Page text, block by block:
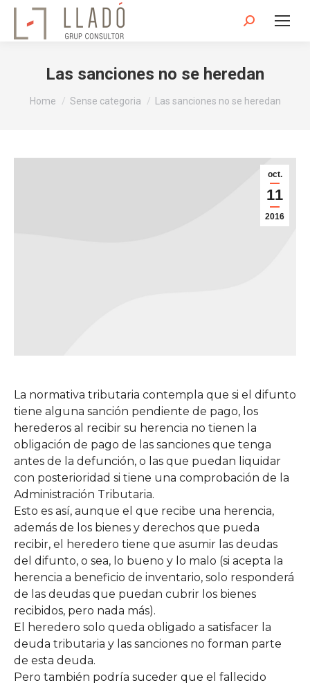
Search:
Las sanciones no se heredan
You are here:
Home Sense categoria Las sanciones no se heredan
oct.
11
2016
La normativa tributaria contempla que si el difunto
tiene alguna sanción pendiente de pago, los
herederos al recibir su herencia no tienen la
obligación de pago de las sanciones que tenga
antes de la defunción, o las que puedan liquidar
con posterioridad si tiene una comprobación de la
Administración Tributaria.
Esto es así, aunque el que recibe una herencia,
además de los bienes y derechos que pueda
recibir, el heredero tiene que asumir las deudas
del difunto, o sea, lo bueno y lo malo (si acepta la
herencia a beneficio de inventario, solo responderá
de las deudas que puedan cubrir los bienes
recibidos, pero nada más).
El heredero solo queda obligado a satisfacer la
deuda tributaria y las sanciones no forman parte
de esta deuda.
Pero también podría suceder que el fallecido